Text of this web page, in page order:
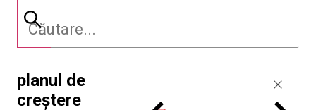
planul de
creștere